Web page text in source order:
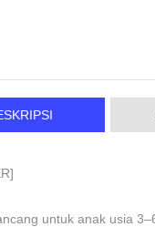
untuk anak usia